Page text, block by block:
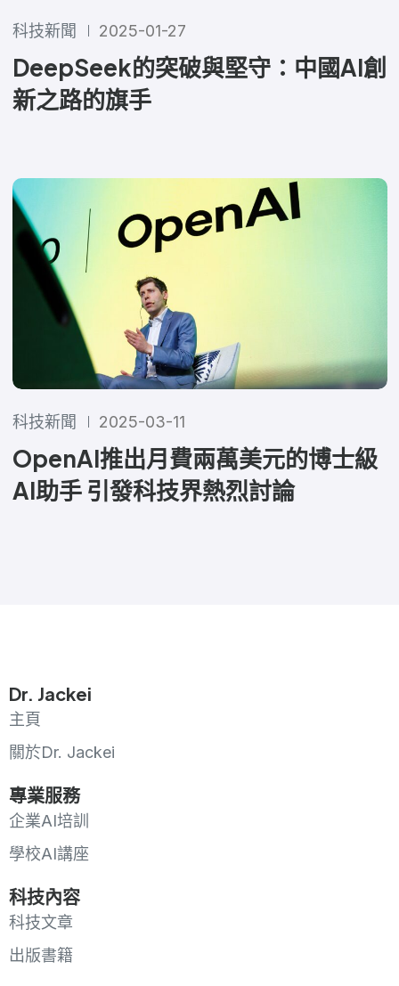
科技新聞 2025-01-27
DeepSeek的突破與堅守：中國AI創
新之路的旗手
科技新聞 2025-03-11
OpenAI推出月費兩萬美元的博士級
AI助手 引發科技界熱烈討論
Dr. Jackei
主頁
關於Dr. Jackei
專業服務
企業AI培訓
學校AI講座
科技內容
科技文章
出版書籍